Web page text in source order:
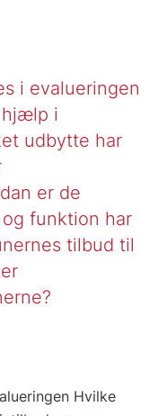
i evalueringen
hjælp i
udbytte har
er de
funktion har
tilbud til
Hvilke